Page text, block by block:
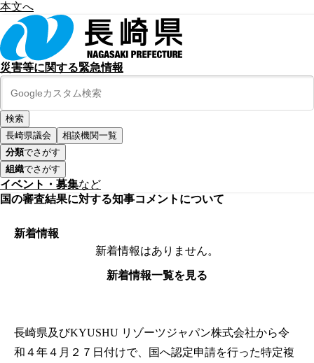
本文へ
災害等に関する緊急情報
長崎県議会
相談機関一覧
分類でさがす
組織でさがす
イベント・募集など
国の審査結果に対する知事コメントについて
新着情報
新着情報はありません。
新着情報一覧を見る
長崎県及びKYUSHU リゾーツジャパン株式会社から令
和４年４月２７日付けで、国へ認定申請を行った特定複